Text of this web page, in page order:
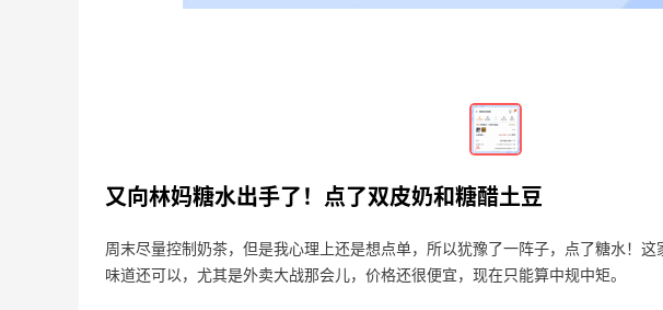
又向林妈糖水出手了！点了双皮奶和糖醋土豆
周末尽量控制奶茶，但是我心理上还是想点单，所以犹豫了一阵子，点了糖水！这
味道还可以，尤其是外卖大战那会儿，价格还很便宜，现在只能算中规中矩。